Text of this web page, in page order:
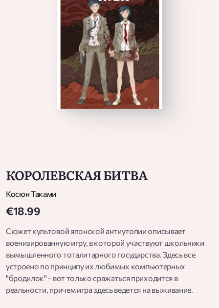
КОРОЛЕВСКАЯ БИТВА
Косюн Таками
€18.99
Сюжет культовой японской антиутопии описывает
военизированную игру, в которой участвуют школьники
вымышленного тоталитарного государства. Здесь все
устроено по принципу их любимых компьютерных
"бродилок" - вот только сражаться приходится в
реальности, причем игра здесь ведется на выживание.